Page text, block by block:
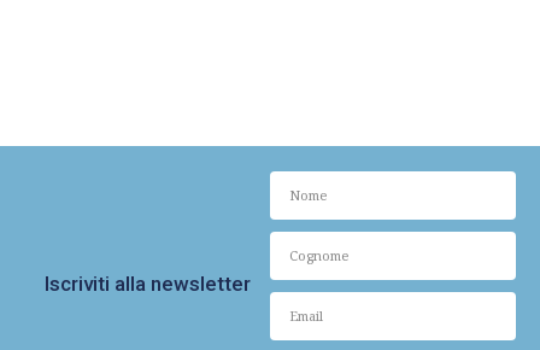
Iscriviti alla newsletter